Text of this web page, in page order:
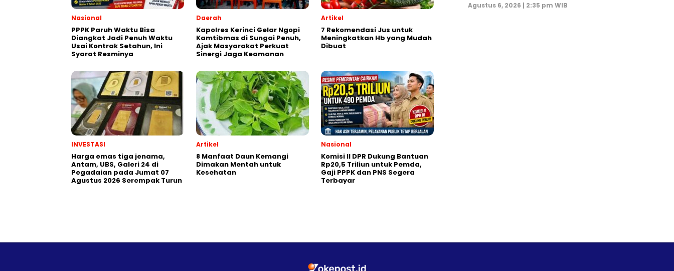
Nasional
PPPK Paruh Waktu Bisa
Diangkat Jadi Penuh Waktu
Usai Kontrak Setahun, Ini
Syarat Resminya
Daerah
Kapolres Kerinci Gelar Ngopi
Kamtibmas di Sungai Penuh,
Ajak Masyarakat Perkuat
Sinergi Jaga Keamanan
Artikel
7 Rekomendasi Jus untuk
Meningkatkan Hb yang Mudah
Dibuat
INVESTASI
Harga emas tiga jenama,
Antam, UBS, Galeri 24 di
Pegadaian pada Jumat 07
Agustus 2026 Serempak Turun
Artikel
8 Manfaat Daun Kemangi
Dimakan Mentah untuk
Kesehatan
Nasional
Komisi II DPR Dukung Bantuan
Rp20,5 Triliun untuk Pemda,
Gaji PPPK dan PNS Segera
Terbayar
Agustus 6, 2026 | 2:35 pm WIB